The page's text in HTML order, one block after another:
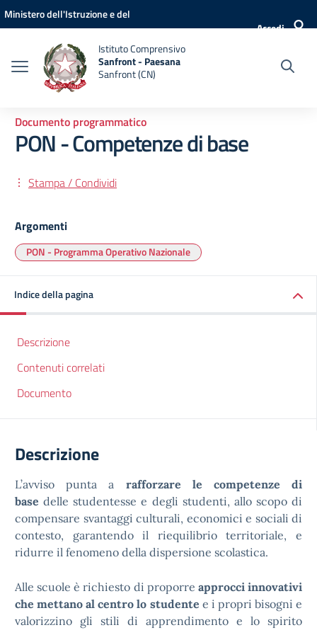
Vai ai contenuti
Vai al menu di navigazione
Vai al footer
Ministero dell'Istruzione e del
Accedi
Istituto Comprensivo
Sanfront - Paesana
Sanfront (CN)
Documento programmatico
PON - Competenze di base
Stampa / Condividi
Argomenti
PON - Programma Operativo Nazionale
Indice della pagina
Descrizione
Contenuti correlati
Documento
Descrizione
L’avviso punta a rafforzare le competenze di
base delle studentesse e degli studenti, allo scopo di
compensare svantaggi culturali, economici e sociali di
contesto, garantendo il riequilibrio territoriale, e
ridurre il fenomeno della dispersione scolastica.
Alle scuole è richiesto di proporre approcci innovativi
che mettano al centro lo studente e i propri bisogni e
valorizzino gli stili di apprendimento e lo spirito